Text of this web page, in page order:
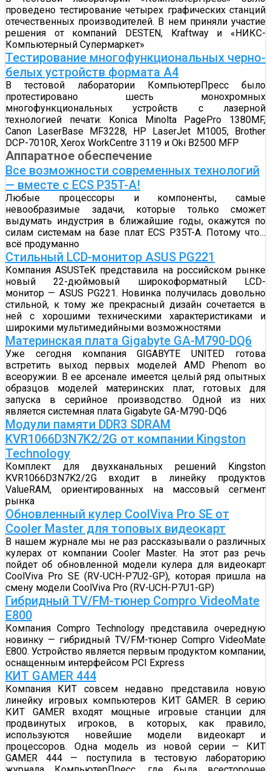
проведено тестирование четырех графических станций
отечественных производителей. В нем приняли участие
решения от компаний DESTEN, Kraftway и «НИКС-
Компьютерный Супермаркет»
Тестирование многофункциональных черно-
белых устройств формата А4
В тестовой лаборатории КомпьютерПресс было
протестировано шесть монохромных
многофункциональных устройств с лазерной
технологией печати: Konica Minolta PagePro 1380MF,
Canon LaserBase MF3228, HP LaserJet M1005, Brother
DCP-7010R, Xerox WorkCentre 3119 и Oki B2500 MFP
Аппаратное обеспечение
Все возможности современных технологий
— вместе с ECS P35T-A!
Любые процессоры и компоненты, самые
невообразимые задачи, которые только сможет
выдумать индустрия в ближайшие годы, окажутся по
силам системам на базе плат ECS P35T-A. Потому что…
всё продуманно
Стильный LCD-монитор ASUS PG221
Компания ASUSTeK представила на российском рынке
новый 22-дюймовый широкоформатный LCD-
монитор — ASUS PG221. Новинка получилась довольно
стильной, к тому же прекрасный дизайн сочетается в
ней с хорошими техническими характеристиками и
широкими мультимедийными возможностями
Материнская плата Gigabyte GA-M790-DQ6
Уже сегодня компания GIGABYTE UNITED готова
встретить выход первых моделей AMD Phenom во
всеоружии. В ее арсенале имеется целый ряд опытных
образцов моделей материнских плат, готовых для
запуска в серийное производство. Одной из них
является системная плата Gigabyte GA-M790-DQ6
Модули памяти DDR3 SDRAM
KVR1066D3N7K2/2G от компании Kingston
Technology
Комплект для двухканальных решений Kingston
KVR1066D3N7K2/2G входит в линейку продуктов
ValueRAM, ориентированных на массовый сегмент
рынка
Обновленный кулер CoolViva Pro SE от
Cooler Master для топовых видеокарт
В нашем журнале мы не раз рассказывали о различных
кулерах от компании Cooler Master. На этот раз речь
пойдет об обновленной модели кулера для видеокарт
CoolViva Pro SE (RV-UCH-P7U2-GP), которая пришла на
смену модели CoolViva Pro (RV-UCH-P7U1-GP)
Гибридный TV/FM-тюнер Compro VideoMate
E800
Компания Compro Technology представила очередную
новинку — гибридный TV/FM-тюнер Compro VideoMate
E800. Устройство является первым продуктом компании,
оснащенным интерфейсом PCI Express
КИТ GAMER 444
Компания КИТ совсем недавно представила новую
линейку игровых компьютеров КИТ GAMER. В серию
КИТ GAMER входят мощные игровые станции для
продвинутых игроков, в которых, как правило,
используются новейшие модели видеокарт и
процессоров. Одна модель из новой серии — КИТ
GAMER 444 — поступила в тестовую лабораторию